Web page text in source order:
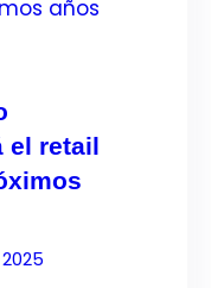
el retail